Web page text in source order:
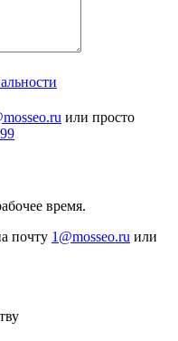
или просто
время.
почту 1@mosseo.ru или